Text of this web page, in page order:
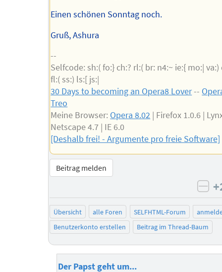
Einen schönen Sonntag noch.
Gruß, Ashura
--
Selfcode: sh:( fo:} ch:? rl:( br: n4:~ ie:{ mo:| va:)
fl:( ss:) ls:[ js:|
30 Days to becoming an Opera8 Lover--
Treo
Meine Browser: Opera 8.02 | Firefox 1.0.6 |
Netscape 4.7 | IE 6.0
[Deshalb frei! - Argumente pro freie Software]
Beitrag melden
Übersicht alle Foren SELFHTML-Forum
Benutzerkonto erstellen
Beitrag im Thread-Baum
Der Papst geht um...